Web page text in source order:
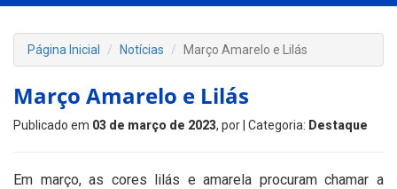
Página Inicial Notícias Março Amarelo e Lilás
Março Amarelo e Lilás
Publicado em 03 de março de 2023, por | Categoria: Destaque
Em março, as cores lilás e amarela procuram chamar a